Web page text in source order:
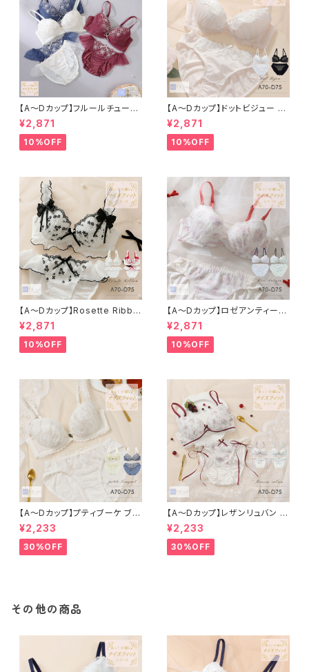
【A〜Dカップ】フルールチュール
３/４カップブラ＆ショーツ
¥2,871
10%OFF
【A〜Dカップ】ドットビジュー ブ
ラ＆ショーツ
¥2,871
10%OFF
【A〜Dカップ】Rosette Ribbo
n ブラ＆ショーツ
¥2,871
10%OFF
【A〜Dカップ】ロゼアンティーク
ブラ＆ショーツ
¥2,871
10%OFF
【A〜Dカップ】プティブーケ ブラ
＆ショーツ
¥2,233
30%OFF
【A〜Dカップ】レザンリュバン ブ
ラ＆ショーツ
¥2,233
30%OFF
その他の商品